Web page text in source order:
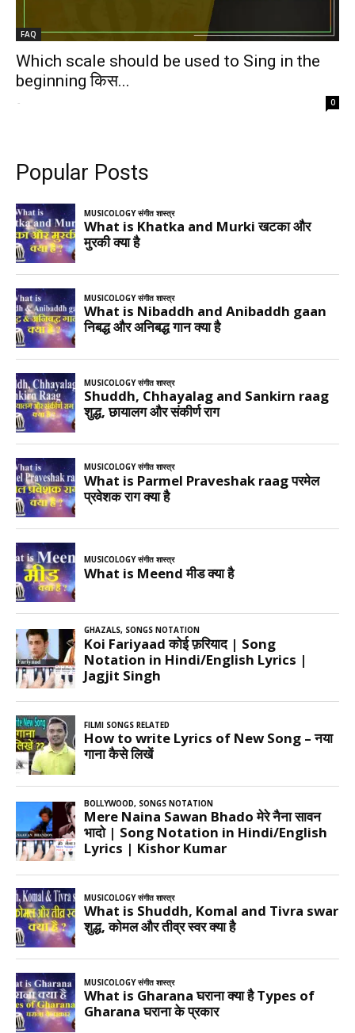
FAQ
Which scale should be used to Sing in the
beginning किस...
- 0
Popular Posts